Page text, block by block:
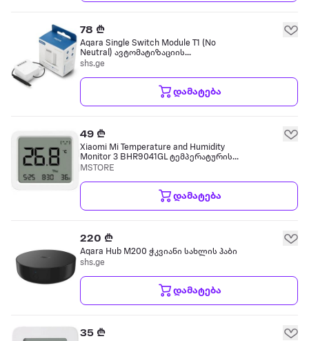
78 ₾
Aqara Single Switch Module T1 (No
Neutral) ავტომატიზაციის
კონტროლერი
shs.ge
დამატება
49 ₾
Xiaomi Mi Temperature and Humidity
Monitor 3 BHR9041GL ტემპერატურისა
და ტენიანობის მონიტორი
MSTORE
დამატება
220 ₾
Aqara Hub M200 ჭკვიანი სახლის ჰაბი
shs.ge
დამატება
35 ₾